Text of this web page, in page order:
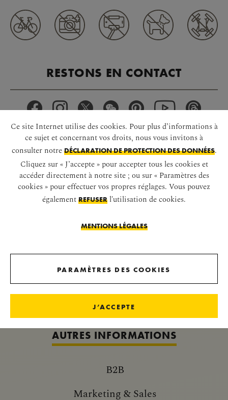
RESTONS EN CONTACT
TÉLÉCHARGER L’APPLI
NOUVEAUTÉS IMPÉRIALES
NEWSLETTER
AUTRES INFORMATIONS
B2B
Marketing & Sales
Ce site Internet utilise des cookies. Pour plus d’informations à
ce sujet et concernant vos droits, nous vous invitons à
consulter notre DÉCLARATION DE PROTECTION DES DONNÉES.
Cliquez sur « J’accepte » pour accepter tous les cookies et
accéder directement à notre site ; ou sur « Paramètres des
cookies » pour effectuer vos propres réglages. Vous pouvez
également REFUSER l'utilisation de cookies.
MENTIONS LÉGALES
PARAMÈTRES DES COOKIES
J’ACCEPTE